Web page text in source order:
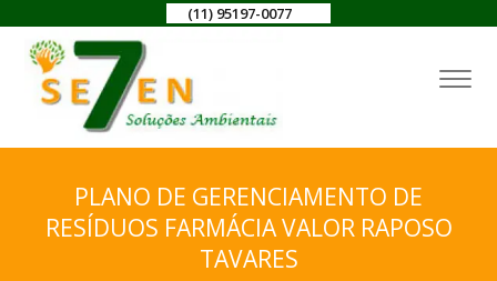
(11) 95197-0077
PLANO DE GERENCIAMENTO DE
RESÍDUOS FARMÁCIA VALOR RAPOSO
TAVARES